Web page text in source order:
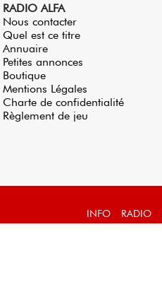
RADIO ALFA
Nous contacter
Quel est ce titre
Annuaire
Petites annonces
Boutique
Mentions Légales
Charte de confidentialité
Règlement de jeu
INFO RADIO